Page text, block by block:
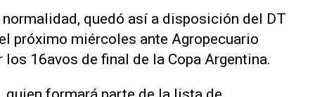
quedó así a disposición del DT
próximo miércoles ante Agropecuario
16avos de final de la Copa Argentina.